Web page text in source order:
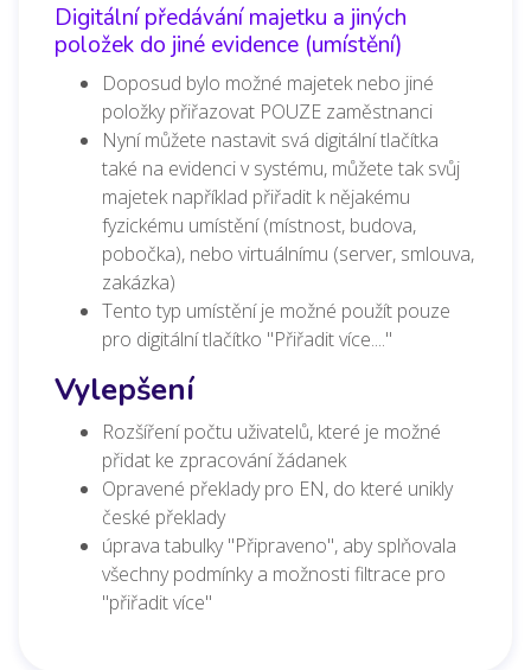
Digitální předávání majetku a jiných
položek do jiné evidence (umístění)
Doposud bylo možné majetek nebo jiné
položky přiřazovat POUZE zaměstnanci
Nyní můžete nastavit svá digitální tlačítka
také na evidenci v systému, můžete tak svůj
majetek například přiřadit k nějakému
fyzickému umístění (místnost, budova,
pobočka), nebo virtuálnímu (server, smlouva,
zakázka)
Tento typ umístění je možné použít pouze
pro digitální tlačítko "Přiřadit více...."
Vylepšení
Rozšíření počtu uživatelů, které je možné
přidat ke zpracování žádanek
Opravené překlady pro EN, do které unikly
české překlady
úprava tabulky "Připraveno", aby splňovala
všechny podmínky a možnosti filtrace pro
"přiřadit více"